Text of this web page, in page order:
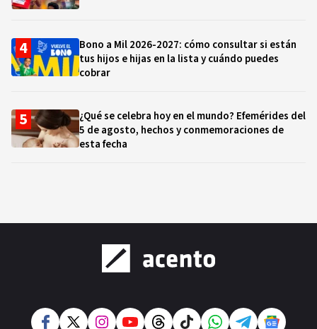
Bono a Mil 2026-2027: cómo consultar si están
tus hijos e hijas en la lista y cuándo puedes
cobrar
¿Qué se celebra hoy en el mundo? Efemérides del
5 de agosto, hechos y conmemoraciones de
esta fecha